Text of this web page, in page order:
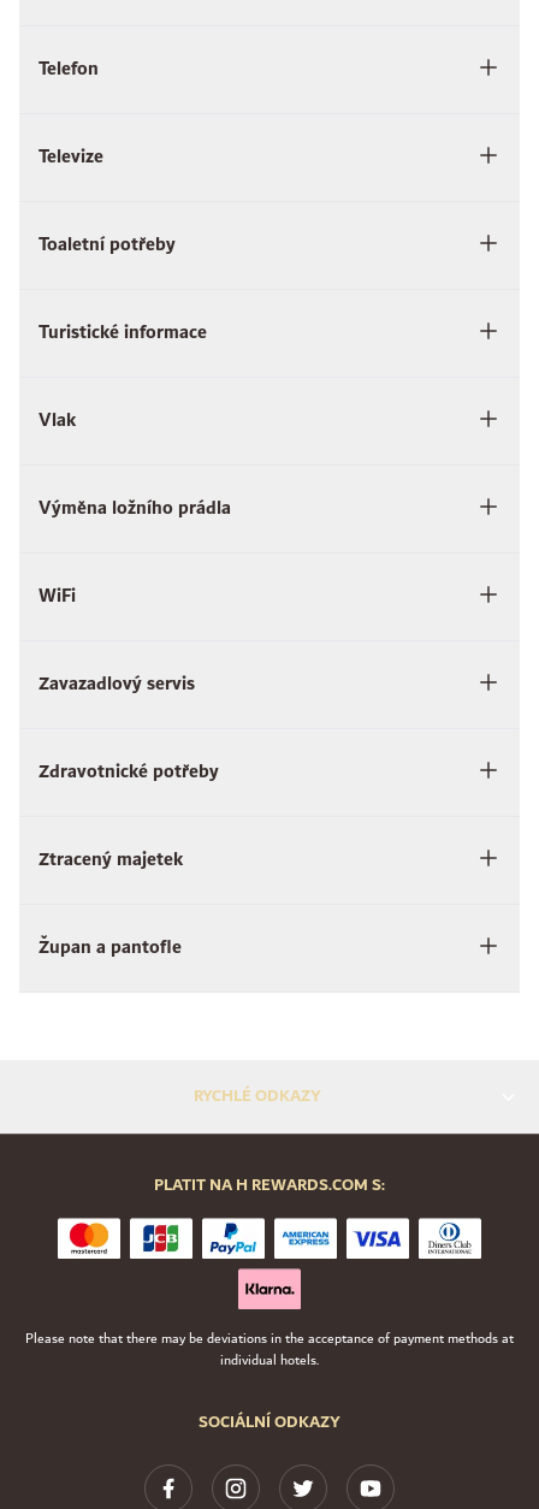
Telefon
Televize
Toaletní potřeby
Turistické informace
Vlak
Výměna ložního prádla
WiFi
Zavazadlový servis
Zdravotnické potřeby
Ztracený majetek
Župan a pantofle
RYCHLÉ ODKAZY
SOCIÁLNÍ ODKAZY
PLATIT NA H REWARDS.COM S:
Please note that there may be deviations in the acceptance of payment methods at
individual hotels.